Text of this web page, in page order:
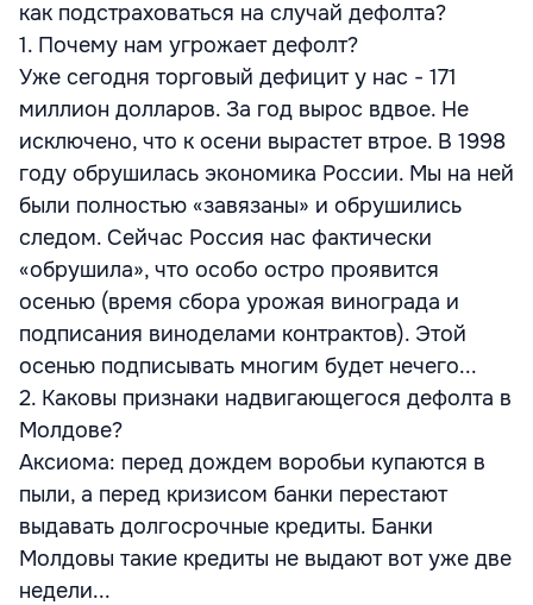
как подстраховаться на случай дефолта?
1. Почему нам угрожает дефолт?
Уже сегодня торговый дефицит у нас - 171
миллион долларов. За год вырос вдвое. Не
исключено, что к осени вырастет втрое. В 1998
году обрушилась экономика России. Мы на ней
были полностью «завязаны» и обрушились
следом. Сейчас Россия нас фактически
«обрушила», что особо остро проявится
осенью (время сбора урожая винограда и
подписания виноделами контрактов). Этой
осенью подписывать многим будет нечего...
2. Каковы признаки надвигающегося дефолта в
Молдове?
Аксиома: перед дождем воробьи купаются в
пыли, а перед кризисом банки перестают
выдавать долгосрочные кредиты. Банки
Молдовы такие кредиты не выдают вот уже две
недели...